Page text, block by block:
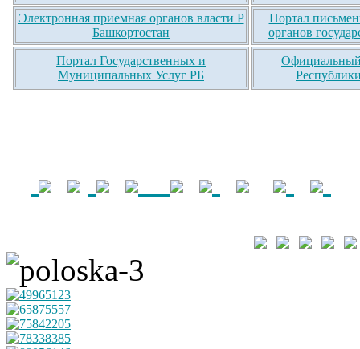
Электронная приемная органов власти Р
Башкортостан
Портал
органов
Портал Государственных и
Муниципальных Услуг РБ
Официальный